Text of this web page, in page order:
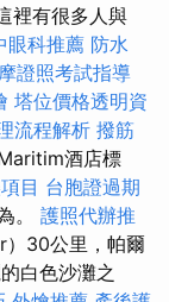
裡有很多人與
眼科推薦 防水
證照考試指導
塔位價格透明資
流程解析 撥筋
酒店標
目 台胞證過期
。 護照代辦推
）30公里，帕爾
白色沙灘之